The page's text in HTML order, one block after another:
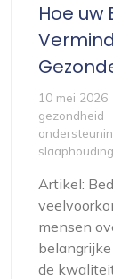
Hoe uw
10 mei 2026
gezondheid
slaaphouding
Artikel:
mensen
de